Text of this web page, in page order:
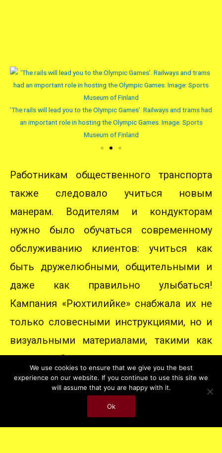
‘The rails will lead you to the Olympic Games’. Railways and trams had
an important role in hosting the Olympic Games. Image: Sports
Museum of Finland
Работникам общественного транспорта
также следовало учиться новым
манерам. Водителям и кондукторам
нужно было обучаться современному
обслуживанию клиентов: учиться как
быть дружелюбными, общительными и
даже как правильно улыбаться!
Кампания «Рюхтилийке» снабжала их не
только словесными инструкциями, но и
визуальными материалами, такими как
плакаты. Эти плакаты размещались и
внутри железнодорожных станций, и в
движущихся поездах и трамваях.
We use cookies to ensure that we give you the best
experience on our website. If you continue to use this site we
will assume that you are happy with it.
Ok